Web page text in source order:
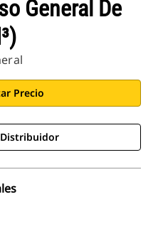
General De
Precio